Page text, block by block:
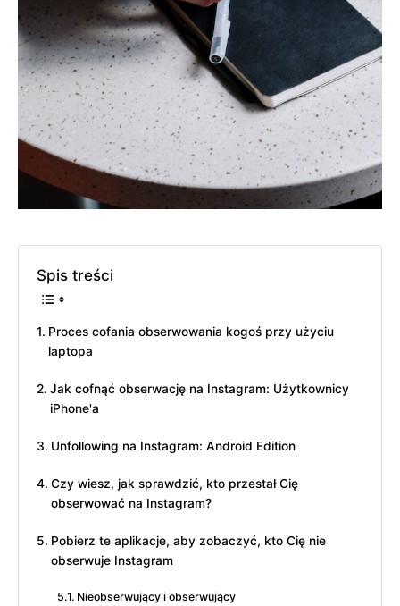
Spis treści
Proces cofania obserwowania kogoś przy użyciu
laptopa
Jak cofnąć obserwację na Instagram: Użytkownicy
iPhone'a
Unfollowing na Instagram: Android Edition
Czy wiesz, jak sprawdzić, kto przestał Cię
obserwować na Instagram?
Pobierz te aplikacje, aby zobaczyć, kto Cię nie
obserwuje Instagram
Nieobserwujący i obserwujący